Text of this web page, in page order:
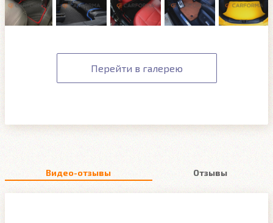
Перейти в галерею
Видео-отзывы Отзывы